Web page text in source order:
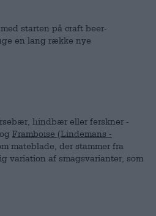
starten på craft beer-
en lang række nye
hindbær eller ferskner -
og Framboise (Lindemans -
mateblade, der stammer fra
variation af smagsvarianter, som